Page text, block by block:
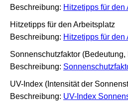
Beschreibung: Hitzetipps für den
Hitzetipps für den Arbeitsplatz
Beschreibung: Hitzetipps für den
Sonnenschutzfaktor
Beschreibung:
UV-Index (Intensität der
Beschreibung: UV-Index